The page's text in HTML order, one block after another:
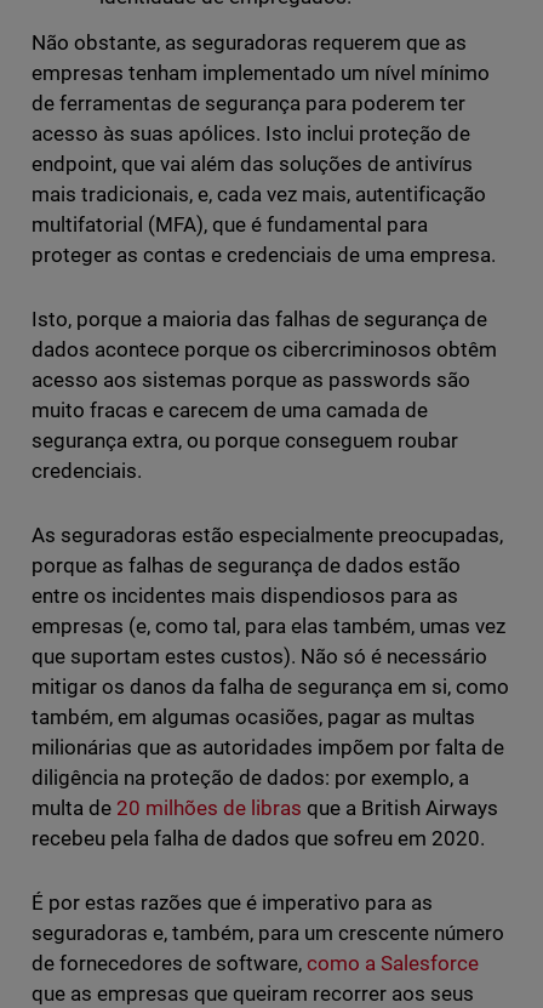
Não obstante, as seguradoras requerem que as
empresas tenham implementado um nível mínimo
de ferramentas de segurança para poderem ter
acesso às suas apólices. Isto inclui proteção de
endpoint, que vai além das soluções de antivírus
mais tradicionais, e, cada vez mais, autentificação
multifatorial (MFA), que é fundamental para
proteger as contas e credenciais de uma empresa.
Isto, porque a maioria das falhas de segurança de
dados acontece porque os cibercriminosos obtêm
acesso aos sistemas porque as passwords são
muito fracas e carecem de uma camada de
segurança extra, ou porque conseguem roubar
credenciais.
As seguradoras estão especialmente preocupadas,
porque as falhas de segurança de dados estão
entre os incidentes mais dispendiosos para as
empresas (e, como tal, para elas também, umas vez
que suportam estes custos). Não só é necessário
mitigar os danos da falha de segurança em si, como
também, em algumas ocasiões, pagar as multas
milionárias que as autoridades impõem por falta de
diligência na proteção de dados: por exemplo, a
multa de 20 milhões de libras que a British Airways
recebeu pela falha de dados que sofreu em 2020.
É por estas razões que é imperativo para as
seguradoras e, também, para um crescente número
de fornecedores de software, como a Salesforce
que as empresas que queiram recorrer aos seus